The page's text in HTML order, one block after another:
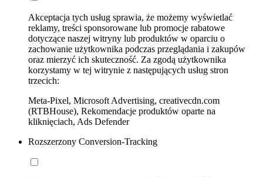
Akceptacja tych usług sprawia, że możemy wyświetlać
reklamy, treści sponsorowane lub promocje rabatowe
dotyczące naszej witryny lub produktów w oparciu o
zachowanie użytkownika podczas przeglądania i zakupów
oraz mierzyć ich skuteczność. Za zgodą użytkownika
korzystamy w tej witrynie z następujących usług stron
trzecich:
Meta-Pixel, Microsoft Advertising, creativecdn.com
(RTBHouse), Rekomendacje produktów oparte na
kliknięciach, Ads Defender
Rozszerzony Conversion-Tracking